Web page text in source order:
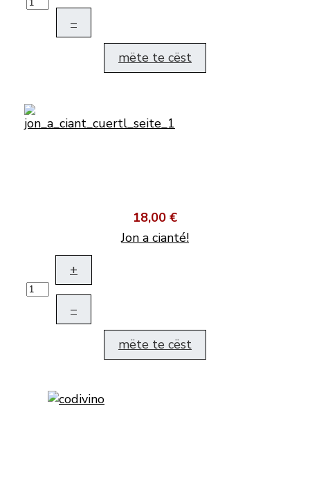
–
mëte te cëst
18,00 €
Jon a cianté!
+
–
mëte te cëst